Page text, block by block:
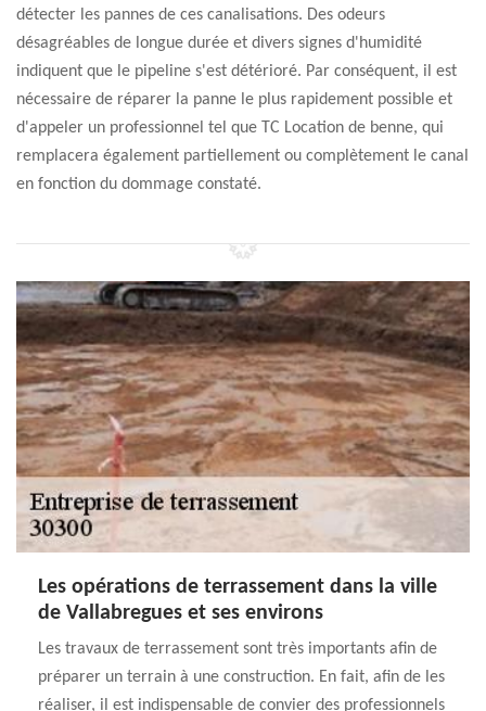
détecter les pannes de ces canalisations. Des odeurs
désagréables de longue durée et divers signes d'humidité
indiquent que le pipeline s'est détérioré. Par conséquent, il est
nécessaire de réparer la panne le plus rapidement possible et
d'appeler un professionnel tel que TC Location de benne, qui
remplacera également partiellement ou complètement le canal
en fonction du dommage constaté.
Les opérations de terrassement dans la ville
de Vallabregues et ses environs
Les travaux de terrassement sont très importants afin de
préparer un terrain à une construction. En fait, afin de les
réaliser, il est indispensable de convier des professionnels